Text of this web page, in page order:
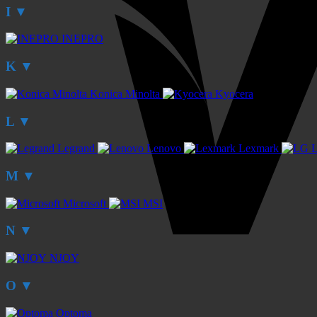
I ▼
INEPRO
K ▼
Konica Minolta Kyocera
L ▼
Legrand Lenovo Lexmark
M ▼
Microsoft MSI
N ▼
NJOY
O ▼
Optoma